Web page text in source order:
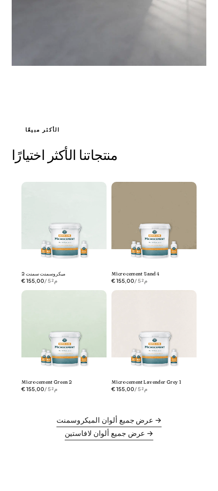
الأكثر مبيعًا
منتجاتنا الأكثر اختيارًا
ميكروسمنت سمنت 2
€155,00 / 5م²
Microcement Sand 4
€155,00 / 5م²
Microcement Green 2
€155,00 / 5م²
Microcement Lavender Grey 1
€155,00 / 5م²
عرض جميع ألوان الميكروسمنت →
عرض جميع ألوان لافاستين →